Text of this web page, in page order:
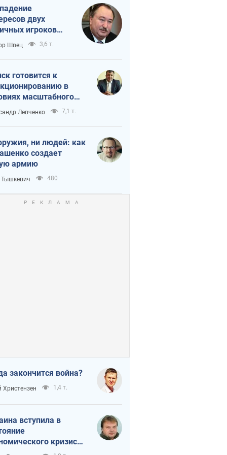
двух
игроков
тайный план
и Путина?
Швец 3,6 т.
готовится к
в
масштабного
кризиса
Левченко 7,1 т.
ни людей: как
создает
армию
Тышкевич 480
закончится война?
Христензен 1,4 т.
вступила в
кризиса.
ли свет в конце